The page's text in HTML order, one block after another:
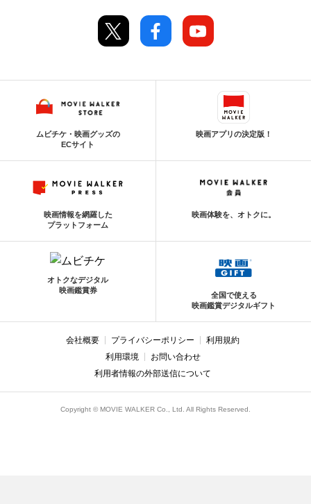
ムビチケ・映画グッズの
ECサイト
映画アプリの決定版！
映画情報を網羅した
プラットフォーム
映画体験を、オトクに。
オトクなデジタル
映画鑑賞券
全国で使える
映画鑑賞デジタルギフト
会社概要 プライバシーポリシー
利用規約
利用環境
お問い合わせ
利用者情報の外部送信について
Copyright © MOVIE WALKER Co., Ltd. All Rights Reserved.